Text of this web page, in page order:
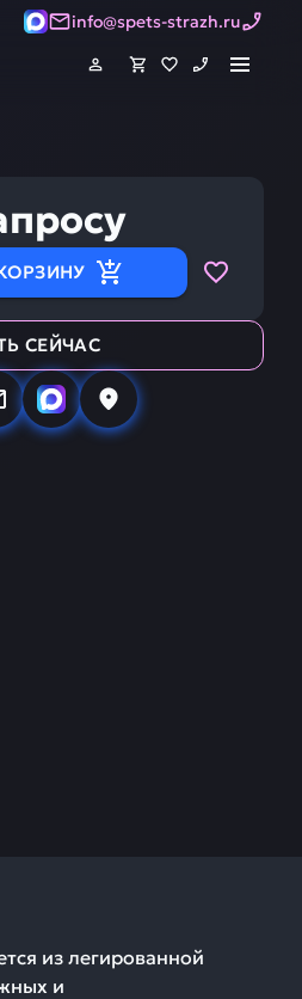
info@spets-strazh.ru
СЕЙЧАС
из легированной
и